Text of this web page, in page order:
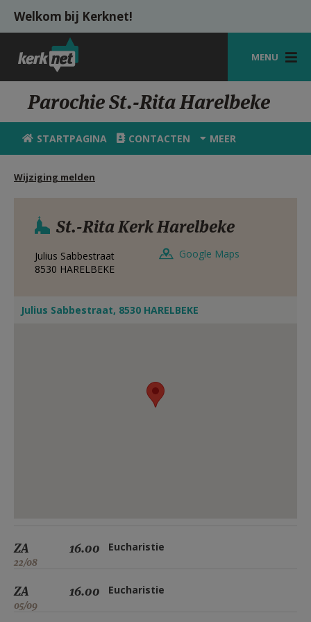
Overslaan en naar de inhoud gaan
Welkom bij Kerknet!
MENU
STARTPAGINA
KERK
VIERINGEN
SHOP
MIJN PAROCHIE
Parochie St.-Rita Harelbeke
STARTPAGINA CONTACTEN MEER
Wijziging melden
St.-Rita Kerk Harelbeke
Julius Sabbestraat
8530 HARELBEKE
Google Maps
Julius Sabbestraat, 8530 HARELBEKE
ZA
22/08
16.00 Eucharistie
ZA
05/09
16.00 Eucharistie